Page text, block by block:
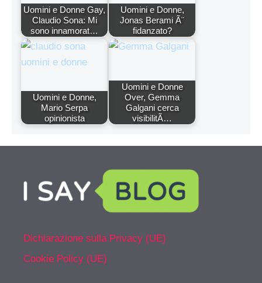
Uomini e Donne Gay,
Claudio Sona: Mi
sono innamorat…
Uomini e Donne,
Jonas Berami Ã¨
fidanzato?
Uomini e Donne,
Mario Serpa
opinionista
Uomini e Donne
Over, Gemma
Galgani cerca
visibilitÃ…
Dichiarazione sulla Privacy (UE)
Cookie Policy (UE)